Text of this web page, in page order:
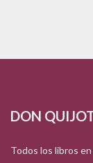
DON
Todos los libros